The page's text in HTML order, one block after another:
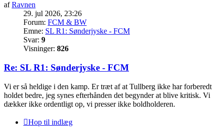
afRavnen
29. jul 2026, 23:26
Forum: FCM & BW
Emne: SL R1: Sønderjyske - FCM
Svar: 9
Visninger: 826
Re: SL R1: Sønderjyske - FCM
Vi er så heldige i den kamp. Er træt af at Tullberg ikke har forberedt
holdet bedre, jeg synes efterhånden det begynder at blive kritisk. Vi
dækker ikke ordentligt op, vi presser ikke boldholderen.
Hop til indlæg